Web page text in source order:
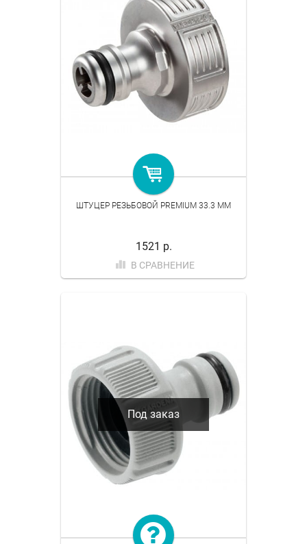
ШТУЦЕР РЕЗЬБОВОЙ PREMIUM 33.3 ММ
1521 р.
В СРАВНЕНИЕ
Под заказ